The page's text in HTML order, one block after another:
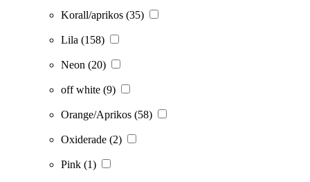
Korall/aprikos (35)
Lila (158)
Neon (20)
off white (9)
Orange/Aprikos (58)
Oxiderade (2)
Pink (1)